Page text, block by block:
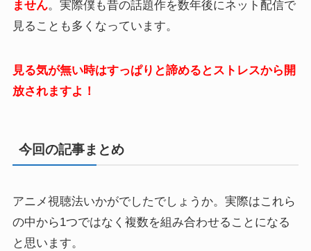
ません。実際僕も昔の話題作を数年後にネット配信で
見ることも多くなっています。
見る気が無い時はすっぱりと諦めるとストレスから開
放されますよ！
今回の記事まとめ
アニメ視聴法いかがでしたでしょうか。実際はこれら
の中から1つではなく複数を組み合わせることになる
と思います。